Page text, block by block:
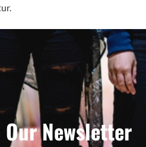
Newsletter